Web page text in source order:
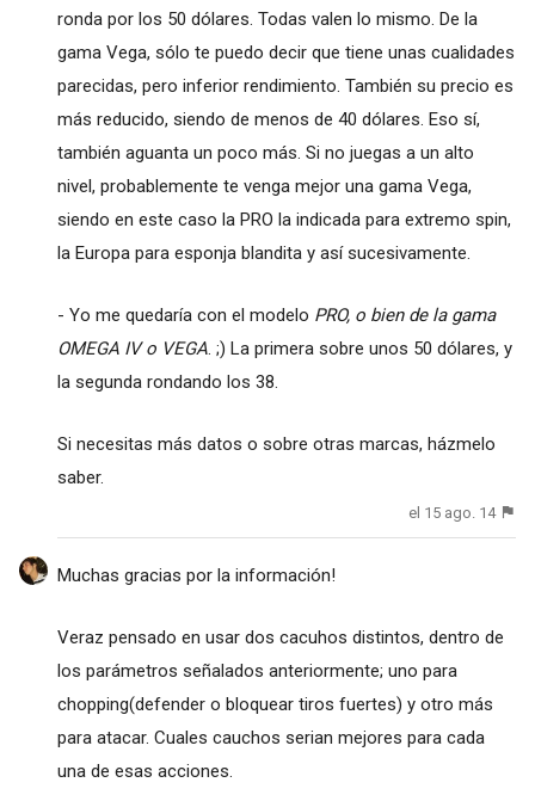
ronda por los 50 dólares. Todas valen lo mismo. De la
gama Vega, sólo te puedo decir que tiene unas cualidades
parecidas, pero inferior rendimiento. También su precio es
más reducido, siendo de menos de 40 dólares. Eso sí,
también aguanta un poco más. Si no juegas a un alto
nivel, probablemente te venga mejor una gama Vega,
siendo en este caso la PRO la indicada para extremo spin,
la Europa para esponja blandita y así sucesivamente.
- Yo me quedaría con el modelo PRO, o bien de la gama
OMEGA IV o VEGA. ;) La primera sobre unos 50 dólares, y
la segunda rondando los 38.
Si necesitas más datos o sobre otras marcas, házmelo
saber.
el 15 ago. 14
Muchas gracias por la información!
Veraz pensado en usar dos cacuhos distintos, dentro de
los parámetros señalados anteriormente; uno para
chopping(defender o bloquear tiros fuertes) y otro más
para atacar. Cuales cauchos serian mejores para cada
una de esas acciones.